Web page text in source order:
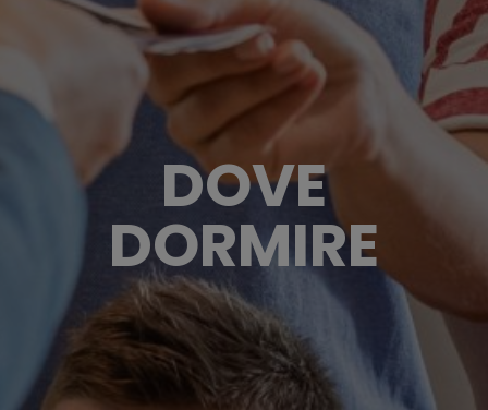
DOVE
DORMIRE